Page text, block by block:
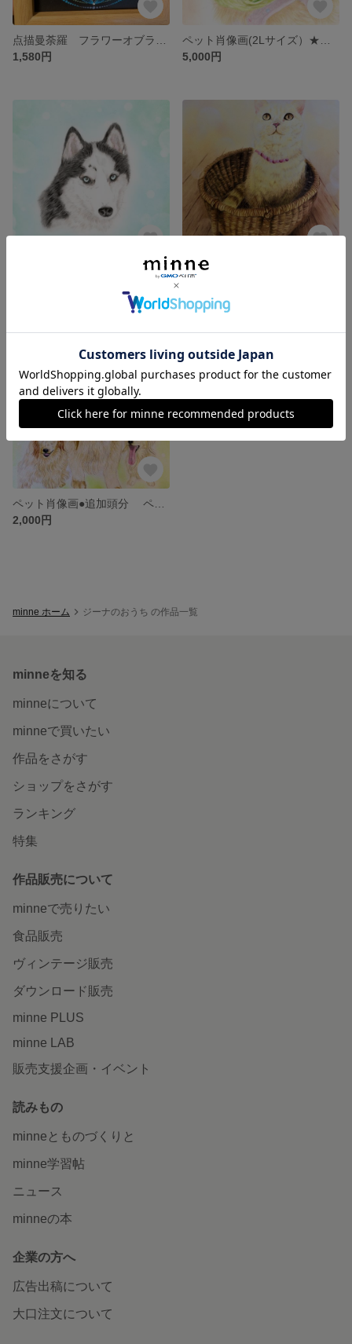
1,580円
5,000円
ペット肖像画☆B5サイズ ペット似顔絵 動物画
2,000円
minne ホーム ジーナのおうち の作品一覧
minneを知る
minneについて
minneで買いたい
作品をさがす
ショップをさがす
ランキング
特集
作品販売について
minneで売りたい
食品販売
ヴィンテージ販売
ダウンロード販売
minne PLUS
minne LAB
販売支援企画・イベント
読みもの
minneとものづくりと
minne学習帖
ニュース
minneの本
企業の方へ
広告出稿について
大口注文について